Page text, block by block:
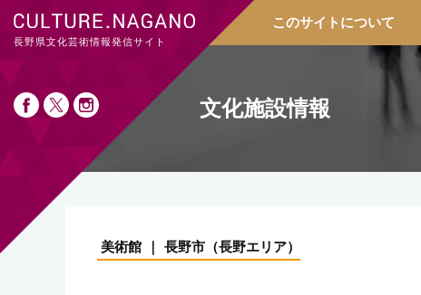
長野県文化芸術情報発信サイト
このサイトについて
文化施設情報
美術館 長野市 （長野エリア）